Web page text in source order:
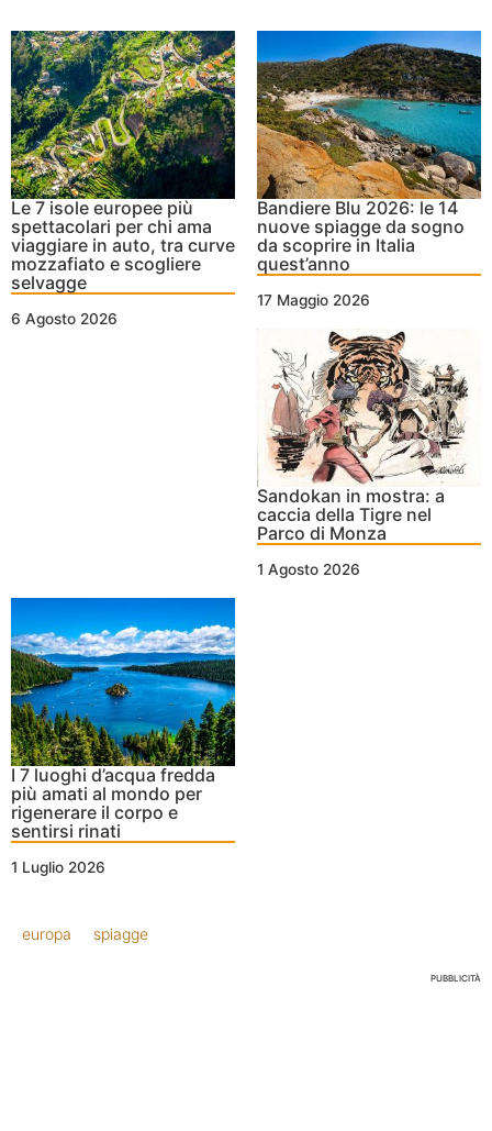
Le 7 isole europee più
spettacolari per chi ama
viaggiare in auto, tra curve
mozzafiato e scogliere
selvagge
6 Agosto 2026
Bandiere Blu 2026: le 14
nuove spiagge da sogno
da scoprire in Italia
quest’anno
17 Maggio 2026
Sandokan in mostra: a
caccia della Tigre nel
Parco di Monza
1 Agosto 2026
I 7 luoghi d’acqua fredda
più amati al mondo per
rigenerare il corpo e
sentirsi rinati
1 Luglio 2026
europa spiagge
PUBBLICITÀ